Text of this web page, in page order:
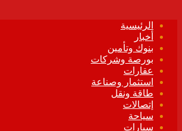
الرئيسية
أخبار
بنوك وتأمين
بورصة وشركات
عقارات
استثمار وصناعة
طاقة ونقل
إتصالات
سياحة
سيارات